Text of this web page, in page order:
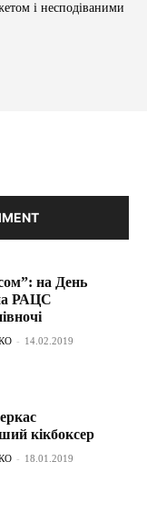
і несподіваними
на День
РАЦС
- 14.02.2019
кікбоксер
- 18.01.2019